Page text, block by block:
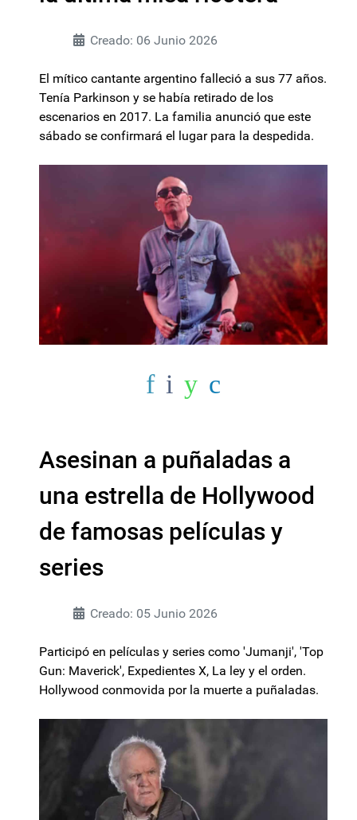
Creado: 06 Junio 2026
El mítico cantante argentino falleció a sus 77 años.
Tenía Parkinson y se había retirado de los
escenarios en 2017. La familia anunció que este
sábado se confirmará el lugar para la despedida.
Asesinan a puñaladas a
una estrella de Hollywood
de famosas películas y
series
Creado: 05 Junio 2026
Participó en películas y series como 'Jumanji', 'Top
Gun: Maverick', Expedientes X, La ley y el orden.
Hollywood conmovida por la muerte a puñaladas.